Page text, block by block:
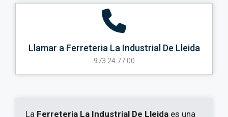
Llamar a Ferreteria La Industrial De Lleida
973 24 77 00
La Ferreteria La Industrial De Lleida es una